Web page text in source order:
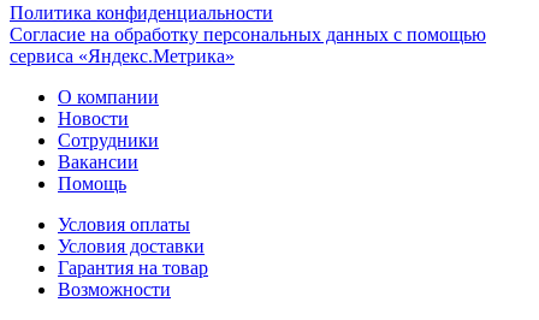
Политика конфиденциальности
Согласие на обработку персональных данных с помощью
сервиса «Яндекс.Метрика»
О компании
Новости
Сотрудники
Вакансии
Помощь
Условия оплаты
Условия доставки
Гарантия на товар
Возможности